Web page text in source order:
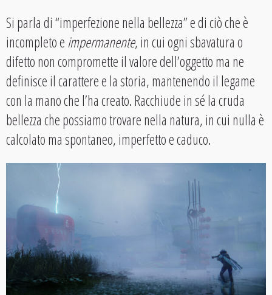
Si parla di “imperfezione nella bellezza” e di ciò che è
incompleto eimpermanente, in cui ogni sbavatura o
difetto non compromette il valore dell’oggetto ma ne
definisce il carattere e la storia, mantenendo il legame
con la mano che l’ha creato. Racchiude in sé la cruda
bellezza che possiamo trovare nella natura, in cui nulla è
calcolato ma spontaneo, imperfetto e caduco.